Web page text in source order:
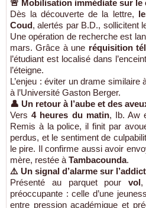
🚨 Mobilisation immédiate sur le
Dès la découverte de la lettre,
Coud, alertés par B.D., sollicitent
Une opération de recherche est
mars. Grâce à une réquisition
l’étudiant est localisé dans
l’éteigne.
L’enjeu : éviter un drame
à l’Université Gaston Berger.
👤 Un retour à l’aube et des
Vers4 heures du matin, Ib. Aw
Remis à la police, il finit par
perdus, et le sentiment de
le pire. Il confirme aussi avoir
mère, restée à Tambacounda.
⚠️ Un signal d’alarme sur
Présenté au parquet pourvol,
préoccupante : celle d’une
entre pression académique et